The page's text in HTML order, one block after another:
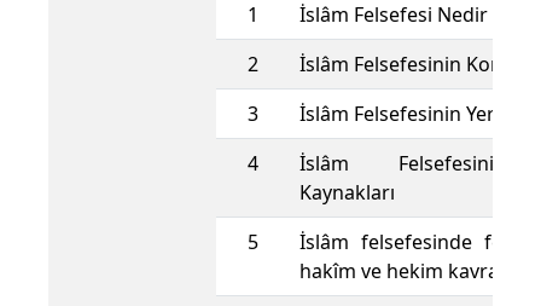
1
İslâm Felsefesi Nedir
2
İslâm Felsefesinin Konu Ve
3
İslâm Felsefesinin Yerli
4
İslâm Felsefesinin
Kaynakları
5
İslâm felsefesinde
hakîm ve hekim